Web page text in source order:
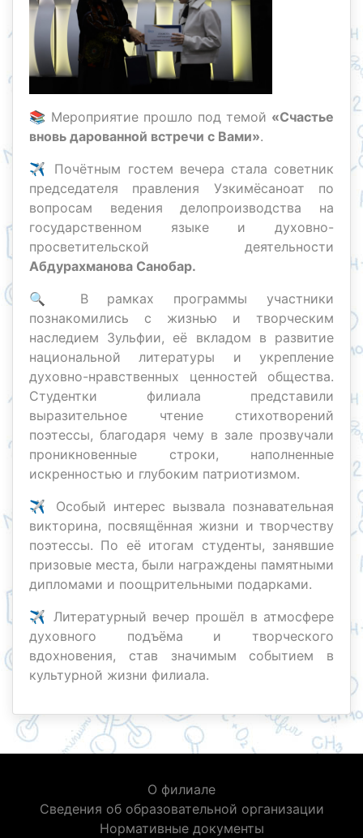
📚 Мероприятие прошло под темой «Счастье
вновь дарованной встречи с Вами».
✈️ Почётным гостем вечера стала советник
председателя правления Узкимёсаноат по
вопросам ведения делопроизводства на
государственном языке и духовно-
просветительской деятельности
Абдурахманова Санобар.
🔍 В рамках программы участники
познакомились с жизнью и творческим
наследием Зульфии, её вкладом в развитие
национальной литературы и укрепление
духовно-нравственных ценностей общества.
Студентки филиала представили
выразительное чтение стихотворений
поэтессы, благодаря чему в зале прозвучали
проникновенные строки, наполненные
искренностью и глубоким патриотизмом.
✈️ Особый интерес вызвала познавательная
викторина, посвящённая жизни и творчеству
поэтессы. По её итогам студенты, занявшие
призовые места, были награждены памятными
дипломами и поощрительными подарками.
✈️ Литературный вечер прошёл в атмосфере
духовного подъёма и творческого
вдохновения, став значимым событием в
культурной жизни филиала.
О филиале
Сведения об образовательной организации
Нормативные документы